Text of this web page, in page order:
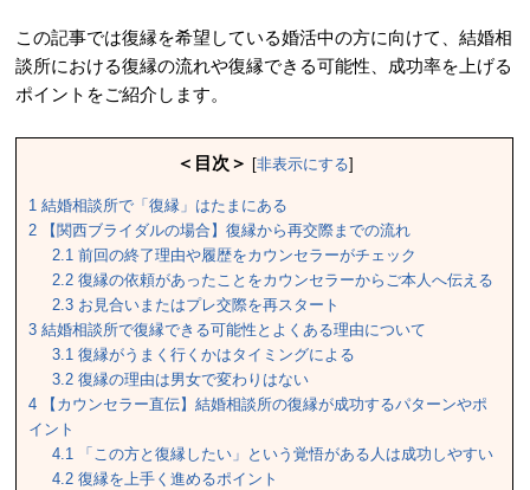
この記事では復縁を希望している婚活中の方に向けて、結婚相
談所における復縁の流れや復縁できる可能性、成功率を上げる
ポイントをご紹介します。
＜目次＞ [非表示にする]
1 結婚相談所で「復縁」はたまにある
2 【関西ブライダルの場合】復縁から再交際までの流れ
2.1 前回の終了理由や履歴をカウンセラーがチェック
2.2 復縁の依頼があったことをカウンセラーからご本人へ伝える
2.3 お見合いまたはプレ交際を再スタート
3 結婚相談所で復縁できる可能性とよくある理由について
3.1 復縁がうまく行くかはタイミングによる
3.2 復縁の理由は男女で変わりはない
4 【カウンセラー直伝】結婚相談所の復縁が成功するパターンやポ
イント
4.1 「この方と復縁したい」という覚悟がある人は成功しやすい
4.2 復縁を上手く進めるポイント